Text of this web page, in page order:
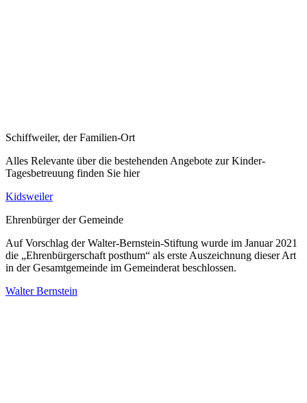
Schiffweiler, der Familien-Ort
Alles Relevante über die bestehenden Angebote zur Kinder-
Tagesbetreuung finden Sie hier
Kidsweiler
Ehrenbürger der Gemeinde
Auf Vorschlag der Walter-Bernstein-Stiftung wurde im Januar 2021
die „Ehrenbürgerschaft posthum“ als erste Auszeichnung dieser Art
in der Gesamtgemeinde im Gemeinderat beschlossen.
Walter Bernstein